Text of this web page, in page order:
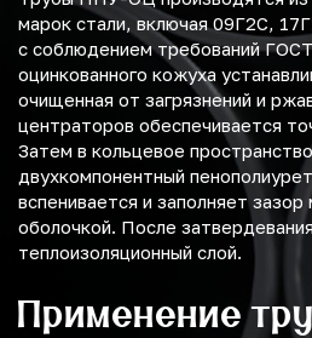
марок стали, включая 09Г2С,
с соблюдением требований
оцинкованного кожуха
очищенная от загрязнений и
центраторов обеспечивается
Затем в кольцевое
двухкомпонентный
вспенивается и заполняет
оболочкой. После
теплоизоляционный слой.
Применение